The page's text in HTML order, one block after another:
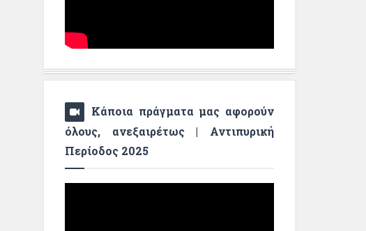
Κάποια πράγματα μας αφορούν
όλους, ανεξαιρέτως | Αντιπυρική
Περίοδος 2025